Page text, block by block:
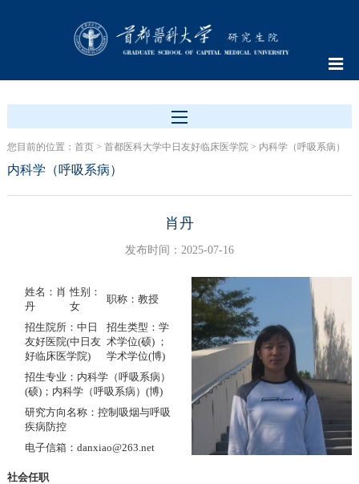
您目前的位置： 首页> 首都医科大学中日友好临床医学院> 内科学（呼吸系病）
内科学（呼吸系病）
肖丹
发布时间：2025-07-16
姓名：肖
丹
性别：
女
职称：教授
招生院所：中日
友好医院(中日友
好临床医学院)
招生类型：学
术学位(硕) ；
学术学位(博)
招生专业：内科学（呼吸系病）
(硕)；内科学（呼吸系病）(博)
研究方向名称：控制吸烟与呼吸
疾病防控
电子信箱：danxiao@263.net
社会任职